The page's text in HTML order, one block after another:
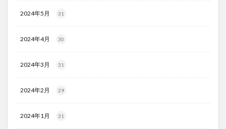
2024年5月 31
2024年4月 30
2024年3月 31
2024年2月 29
2024年1月 31